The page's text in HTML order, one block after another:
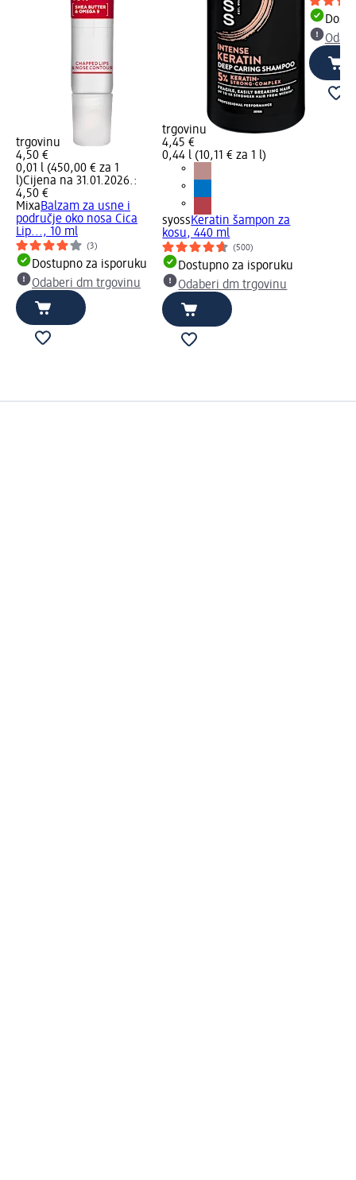
trgovinu
4,50 €
0,01 l (450,00 € za 1
l)Cijena na 31.01.2026.:
4,50 €
MixaBalzam za usne i
područje oko nosa Cica
Lip..., 10 ml
(3)
Dostupno za isporuku
Odaberi dm trgovinu
trgovinu
4,45 €
0,44 l (10,11 € za 1 l)
syossKeratin šampon za
kosu, 440 ml
(500)
Dostupno za isporuku
Odaberi dm trgovinu